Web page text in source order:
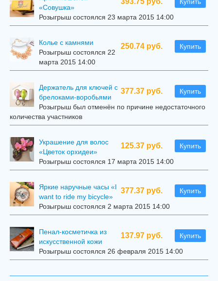
«Совушка»
Розыгрыш состоялся 23 марта 2015 14:00
250.74 руб. Купить
Колье с камнями
Розыгрыш состоялся 22
марта 2015 14:00
377.37 руб. Купить
Держатель для ключей с
брелоками-воробьями
Розыгрыш был отменён по причине недостаточного
количества участников
125.37 руб. Купить
Украшение для волос
«Цветок орхидеи»
Розыгрыш состоялся 17 марта 2015 14:00
377.37 руб. Купить
Яркие наручные часы «I
want to ride my bicycle»
Розыгрыш состоялся 2 марта 2015 14:00
137.97 руб. Купить
Пенал-косметичка из
искусственной кожи
Розыгрыш состоялся 26 февраля 2015 14:00